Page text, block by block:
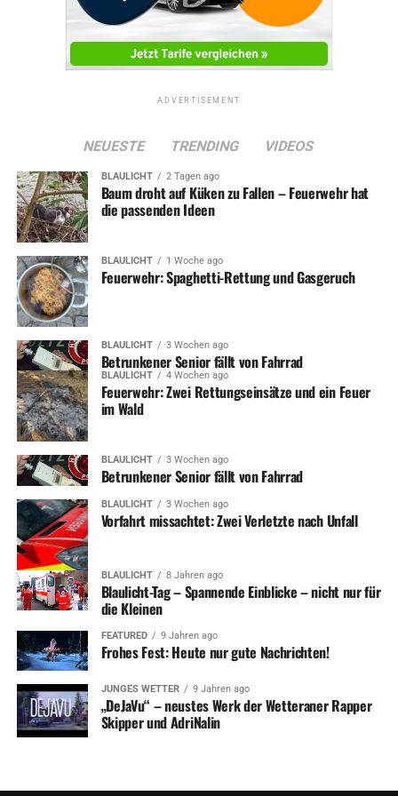
Feuerwehr: Zwei weitere Einsätze am Donnerstag
Stadtteilfest in Grundschöttel mit viel Musik und bunten
Aktionen
ADVERTISEMENT
NEUESTE TRENDING VIDEOS
BLAULICHT 2 Tagen ago
Baum droht auf Küken zu Fallen – Feuerwehr hat
die passenden Ideen
BLAULICHT 1 Woche ago
Feuerwehr: Spaghetti-Rettung und Gasgeruch
BLAULICHT 3 Wochen ago
Betrunkener Senior fällt von Fahrrad
BLAULICHT 4 Wochen ago
Feuerwehr: Zwei Rettungseinsätze und ein Feuer
im Wald
BLAULICHT 3 Wochen ago
Betrunkener Senior fällt von Fahrrad
BLAULICHT 3 Wochen ago
Vorfahrt missachtet: Zwei Verletzte nach Unfall
BLAULICHT 8 Jahren ago
Blaulicht-Tag – Spannende Einblicke – nicht nur für
die Kleinen
FEATURED 9 Jahren ago
Frohes Fest: Heute nur gute Nachrichten!
JUNGES WETTER 9 Jahren ago
„DeJaVu“ – neustes Werk der Wetteraner Rapper
Skipper und AdriNalin